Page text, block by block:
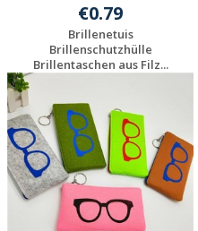
€0.79
Brillenetuis
Brillenschutzhülle
Brillentaschen aus Filz...
Werbeartikel
anfragen